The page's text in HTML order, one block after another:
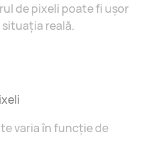
de pixeli poate fi ușor
reală.
varia în funcție de